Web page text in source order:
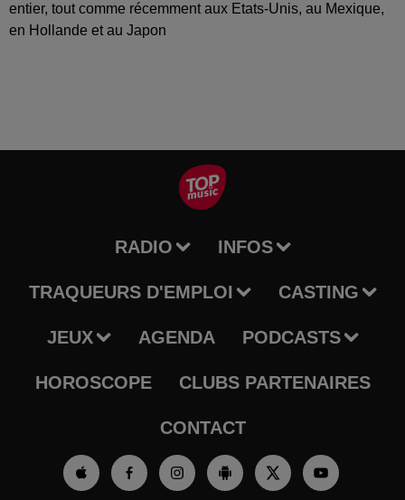
entier, tout comme récemment aux Etats-Unis, au Mexique,
en Hollande et au Japon
RADIO INFOS
TRAQUEURS D'EMPLOI CASTING
JEUX AGENDA PODCASTS
HOROSCOPE CLUBS PARTENAIRES
CONTACT